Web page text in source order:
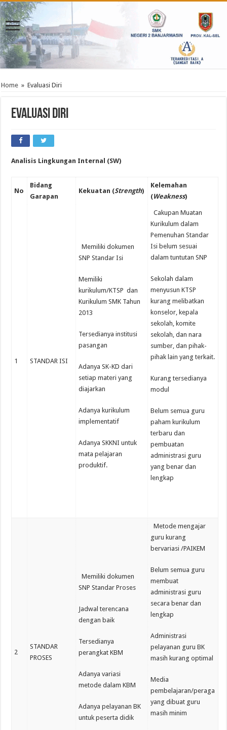
Home » Evaluasi Diri
Evaluasi Diri
Analisis Lingkungan Internal (SW)
No
Bidang
Garapan
Kekuatan (Strength)
Kelemahan
(Weakness)
1 STANDAR ISI
Memiliki dokumen
SNP Standar Isi
Memiliki
kurikulum/KTSP dan
Kurikulum SMK Tahun
2013
Tersedianya institusi
pasangan
Adanya SK-KD dari
setiap materi yang
diajarkan
Adanya kurikulum
implementatif
Adanya SKKNI untuk
mata pelajaran
produktif.
Cakupan Muatan
Kurikulum dalam
Pemenuhan Standar
Isi belum sesuai
dalam tuntutan SNP
Sekolah dalam
menyusun KTSP
kurang melibatkan
konselor, kepala
sekolah, komite
sekolah, dan nara
sumber, dan pihak-
pihak lain yang terkait.
Kurang tersedianya
modul
Belum semua guru
paham kurikulum
terbaru dan
pembuatan
administrasi guru
yang benar dan
lengkap
2
STANDAR
PROSES
Memiliki dokumen
SNP Standar Proses
Jadwal terencana
dengan baik
Tersedianya
perangkat KBM
Adanya variasi
metode dalam KBM
Adanya pelayanan BK
untuk peserta didik
Metode mengajar
guru kurang
bervariasi /PAIKEM
Belum semua guru
membuat
administrasi guru
secara benar dan
lengkap
Administrasi
pelayanan guru BK
masih kurang optimal
Media
pembelajaran/peraga
yang dibuat guru
masih minim